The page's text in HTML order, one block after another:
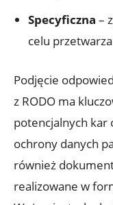
Specyficzna –
celu
Podjęcie
z RODO ma
potencjalnych kar
ochrony danych
również
realizowane w